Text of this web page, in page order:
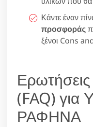
Κάντε έναν
προσφοράς
ξένοι Cons
(FAQ)
ΡΑΦΗΝΑ